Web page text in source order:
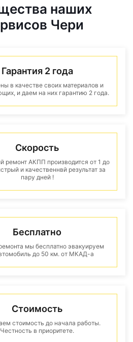
наших
Чери
Гарантия 2 года
в качестве своих материалов и
и даем на них гарантию 2 года.
Скорость
ремонт АКПП производится от 1 до
и качественнвй результат за
пару дней !
Бесплатно
мы бесплатно эвакуируем
до 50 км. от МКАД-а
Стоимость
стоимость до начала работы.
Честность в приоритете.